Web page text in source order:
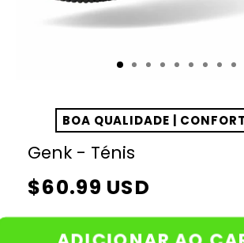
BOA QUALIDADE |
Genk - Ténis
Preço
$60.99 USD